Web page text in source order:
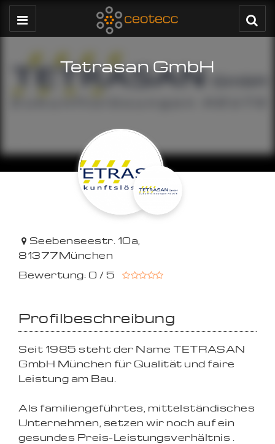
Tetrasan GmbH
Seebenseestr. 10a,
81377München
Bewertung: 0 / 5
Profilbeschreibung
Seit 1985 steht der Name TETRASAN
GmbH München für Qualität und faire
Leistung am Bau.
Als familiengeführtes, mittelständisches
Unternehmen, setzen wir noch auf ein
gesundes Preis-Leistungsverhältnis .